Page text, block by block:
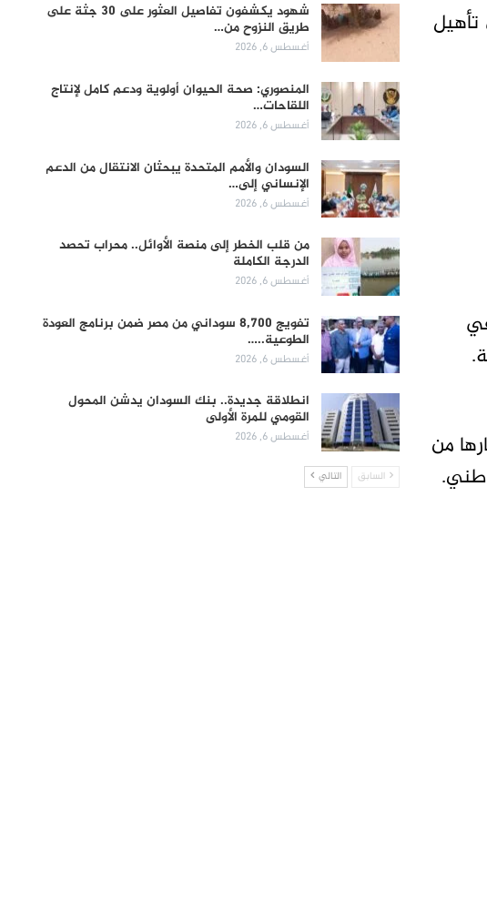
تأهيل
بالمساهمة بنسبة 50% في
من
شهود يكشفون تفاصيل العثور على 30 جثة على
طريق النزوح من…
أغسطس 6, 2026
المنصوري: صحة الحيوان أولوية ودعم كامل لإنتاج
اللقاحات…
أغسطس 6, 2026
السودان والأمم المتحدة يبحثان الانتقال من الدعم
الإنساني إلى…
أغسطس 6, 2026
من قلب الخطر إلى منصة الأوائل.. محراب تحصد
الدرجة الكاملة
أغسطس 6, 2026
تفويج 8,700 سوداني من مصر ضمن برنامج العودة
الطوعية..…
أغسطس 6, 2026
انطلاقة جديدة.. بنك السودان يدشن المحول
القومي للمرة الأولى
أغسطس 6, 2026
السابق التالي